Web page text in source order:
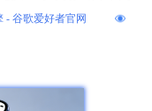
- 谷歌爱好者官网